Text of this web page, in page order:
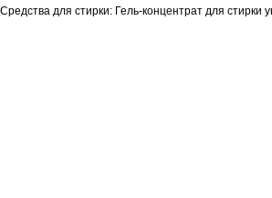
Средства для стирки: Гель-концентрат для стирки